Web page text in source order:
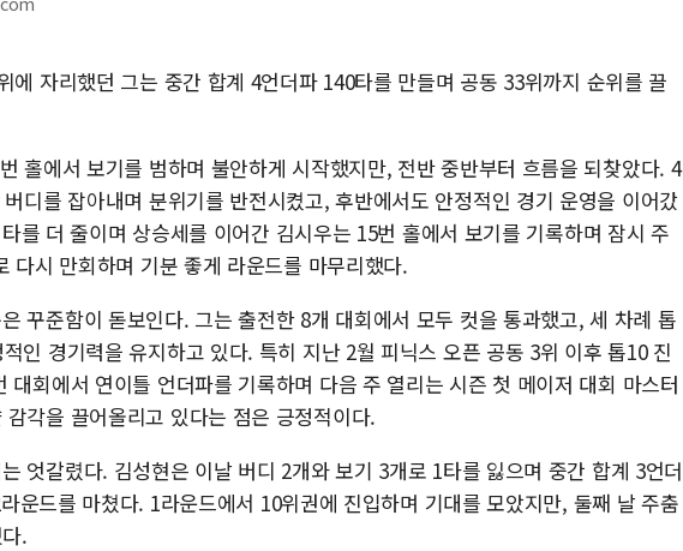
에 자리했던 그는 중간 합계 4언더파 140타를 만들며 공동 33위까지 순위를 끌
홀에서 보기를 범하며 불안하게 시작했지만, 전반 중반부터 흐름을 되찾았다. 4
디를 잡아내며 분위기를 반전시켰고, 후반에서도 안정적인 경기 운영을 이어갔
를 더 줄이며 상승세를 이어간 김시우는 15번 홀에서 보기를 기록하며 잠시 주
다시 만회하며 기분 좋게 라운드를 마무리했다.
꾸준함이 돋보인다. 그는 출전한 8개 대회에서 모두 컷을 통과했고, 세 차례 톱
인 경기력을 유지하고 있다. 특히 지난 2월 피닉스 오픈 공동 3위 이후 톱10 진
대회에서 연이틀 언더파를 기록하며 다음 주 열리는 시즌 첫 메이저 대회 마스터
각을 끌어올리고 있다는 점은 긍정적이다.
엇갈렸다. 김성현은 이날 버디 2개와 보기 3개로 1타를 잃으며 중간 합계 3언더
운드를 마쳤다. 1라운드에서 10위권에 진입하며 기대를 모았지만, 둘째 날 주춤
.